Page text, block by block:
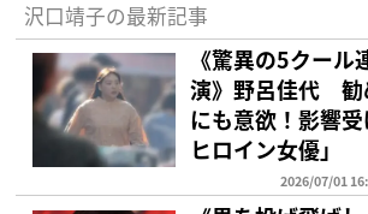
沢口靖子の最新記事
《驚異の5クール
演》野呂佳代 勧
にも意欲！影響
ヒロイン女優」
2026/07/01